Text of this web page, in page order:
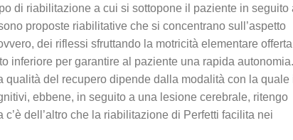
di riabilitazione a cui si sottopone il paziente in seguito
proposte riabilitative che si concentrano sull’aspetto
dei riflessi sfruttando la motricità elementare offerta
inferiore per garantire al paziente una rapida autonomia.
qualità del recupero dipende dalla modalità con la quale
ebbene, in seguito a una lesione cerebrale, ritengo
dell’altro che la riabilitazione di Perfetti facilita nei